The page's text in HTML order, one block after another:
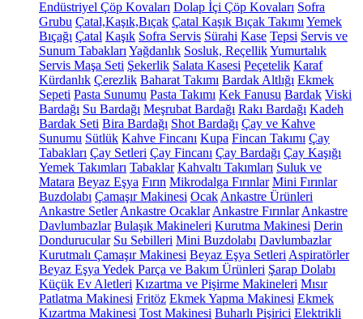
Endüstriyel Çöp Kovaları Dolap İçi Çöp Kovaları Sofra
Grubu Çatal,Kaşık,Bıçak Çatal Kaşık Bıçak Takımı Yemek
Bıçağı Çatal Kaşık Sofra Servis Sürahi Kase Tepsi Servis ve
Sunum Tabakları Yağdanlık Sosluk, ReçellikYumurtalık
Servis Maşa Seti Şekerlik Salata Kasesi Peçetelik Karaf
Kürdanlık Çerezlik Baharat Takımı Bardak Altlığı Ekmek
Sepeti Pasta Sunumu Pasta Takımı Kek Fanusu Bardak Viski
Bardağı Su Bardağı Meşrubat Bardağı Rakı Bardağı Kadeh
Bardak Seti Bira Bardağı Shot Bardağı Çay ve Kahve
Sunumu Sütlük Kahve Fincanı Kupa Fincan Takımı Çay
Tabakları Çay Setleri Çay Fincanı Çay Bardağı Çay Kaşığı
Yemek Takımları Tabaklar Kahvaltı Takımları Suluk ve
Matara Beyaz Eşya Fırın Mikrodalga Fırınlar Mini Fırınlar
Buzdolabı Çamaşır Makinesi Ocak Ankastre Ürünleri
Ankastre Setler Ankastre Ocaklar Ankastre Fırınlar Ankastre
Davlumbazlar Bulaşık Makineleri Kurutma Makinesi Derin
Dondurucular Su Sebilleri Mini Buzdolabı Davlumbazlar
Kurutmalı Çamaşır Makinesi Beyaz Eşya Setleri Aspiratörler
Beyaz Eşya Yedek Parça ve Bakım Ürünleri Şarap Dolabı
Küçük Ev Aletleri Kızartma ve Pişirme Makineleri Mısır
Patlatma Makinesi Fritöz Ekmek Yapma Makinesi Ekmek
Kızartma Makinesi Tost Makinesi Buharlı Pişirici Elektrikli